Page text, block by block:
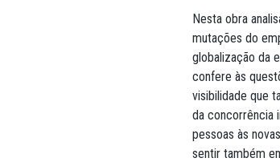
Nesta obra
mutações do
globalização da
confere às
visibilidade que
da concorrência
pessoas às
sentir também